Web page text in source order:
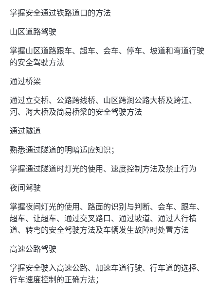
掌握安全通过铁路道口的方法
山区道路驾驶
掌握山区道路跟车、超车、会车、停车、坡道和弯道行驶
的安全驾驶方法
通过桥梁
通过立交桥、公路跨线桥、山区跨涧公路大桥及跨江、
河、海大桥及简易桥梁的安全驾驶方法
通过隧道
熟悉通过隧道的明暗适应知识；
掌握通过隧道时灯光的使用、速度控制方法及禁止行为
夜间驾驶
掌握夜间灯光的使用、路面的识别与判断、会车、跟车、
超车、让超车、通过交叉路口、通过坡道、通过人行横
道、转弯的安全驾驶方法及车辆发生故障时处置方法
高速公路驾驶
掌握安全驶入高速公路、加速车道行驶、行车道的选择、
行车速度控制的正确方法；